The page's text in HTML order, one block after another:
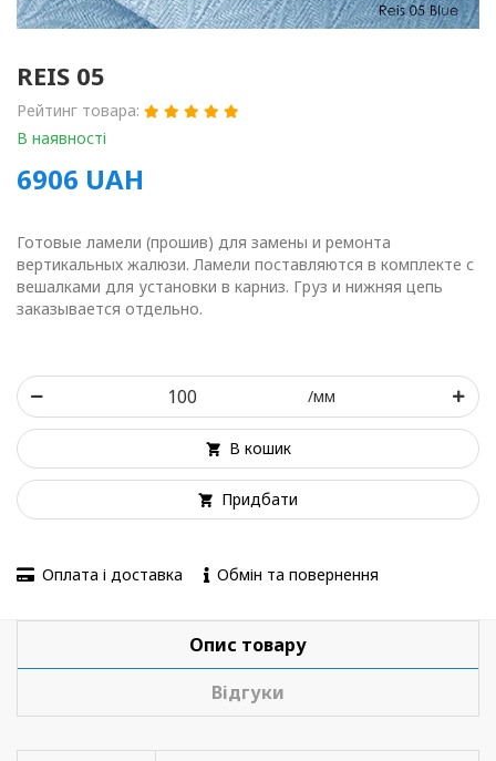
REIS 05
Рейтинг товара:
В наявності
6906 UAH
Готовые ламели (прошив) для замены и ремонта
вертикальных жалюзи. Ламели поставляются в комплекте с
вешалками для установки в карниз. Груз и нижняя цепь
заказывается отдельно.
/мм
В кошик
Придбати
Оплата і доставка Обмін та повернення
Опис товару
Відгуки